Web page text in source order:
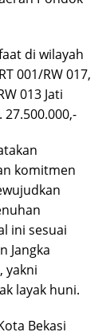
di wilayah
001/RW 017,
013 Jati
komitmen
ini sesuai
Jangka
yakni
layak huni.
Bekasi